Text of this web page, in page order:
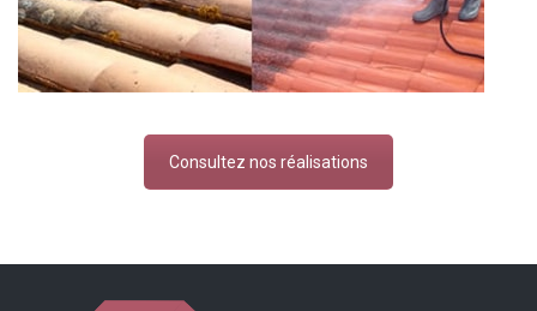
Consultez nos réalisations